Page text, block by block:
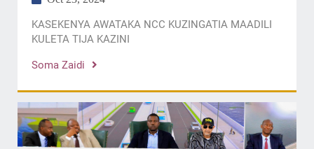
KASEKENYA AWATAKA NCC KUZINGATIA MAADILI
KULETA TIJA KAZINI
Soma Zaidi